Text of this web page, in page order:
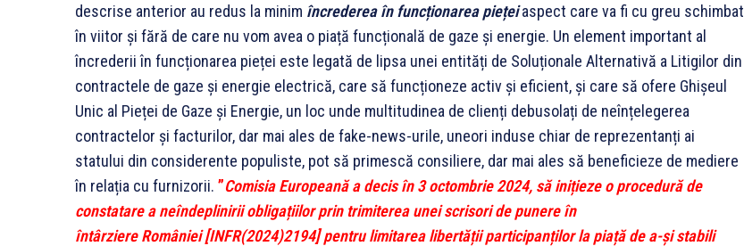
descrise anterior au redus la minim încrederea în funcționarea piețeiaspect care va fi cu greu schimbat
în viitor și fără de care nu vom avea o piață funcțională de gaze și energie. Un element important al
încrederii în funcționarea pieței este legată de lipsa unei entități de Soluționale Alternativă a Litigilor din
contractele de gaze și energie electrică, care să funcționeze activ și eficient, și care să ofere Ghișeul
Unic al Pieței de Gaze și Energie, un loc unde multitudinea de clienți debusolați de neînțelegerea
contractelor și facturilor, dar mai ales de fake-news-urile, uneori induse chiar de reprezentanți ai
statului din considerente populiste, pot să primescă consiliere, dar mai ales să beneficieze de mediere
în relația cu furnizorii. ”Comisia Europeană a decis în 3 octombrie 2024, să inițieze o procedură de
constatare a neîndeplinirii obligațiilor prin trimiterea unei scrisori de punere în
întârziere României [INFR(2024)2194] pentru limitarea libertății participanților la piață de a-și stabili